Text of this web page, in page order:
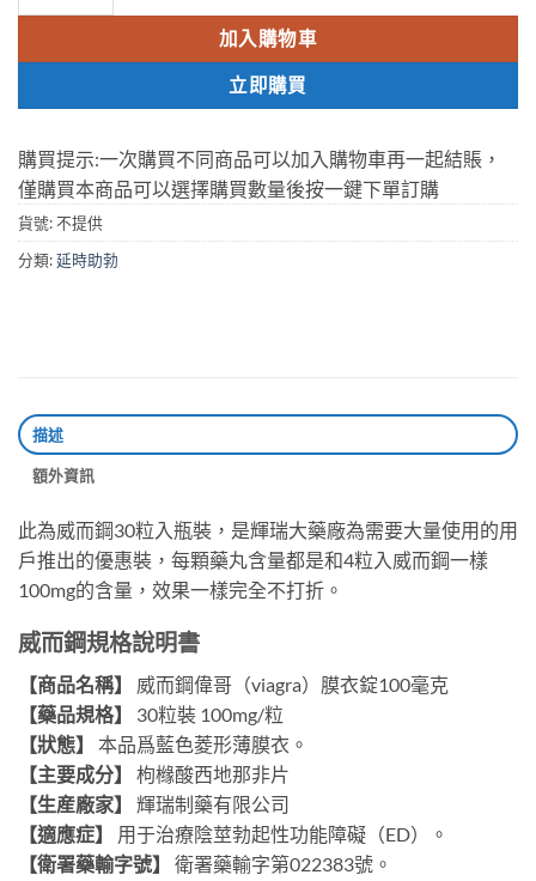
加入購物車
立即購買
購買提示:一次購買不同商品可以加入購物車再一起結賬，
僅購買本商品可以選擇購買數量後按一鍵下單訂購
貨號:不提供
分類:延時助勃
描述
額外資訊
此為威而鋼30粒入瓶裝，是輝瑞大藥廠為需要大量使用的用
戶推出的優惠裝，每顆藥丸含量都是和4粒入威而鋼一樣
100mg的含量，效果一樣完全不打折。
威而鋼規格說明書
【商品名稱】
威而鋼偉哥（viagra）膜衣錠100毫克
【藥品規格】
30粒裝 100mg/粒
【狀態】
本品爲藍色菱形薄膜衣。
【主要成分】
枸橼酸西地那非片
【生産廠家】
輝瑞制藥有限公司
【適應症】
用于治療陰莖勃起性功能障礙（ED）。
【衛署藥輸字號】
衛署藥輸字第022383號。